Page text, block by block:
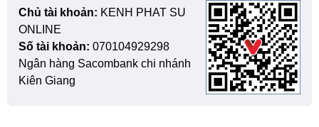
Chủ tài khoản: KENH PHAT SU
ONLINE
Số tài khoản: 070104929298
Ngân hàng Sacombank chi nhánh
Kiên Giang